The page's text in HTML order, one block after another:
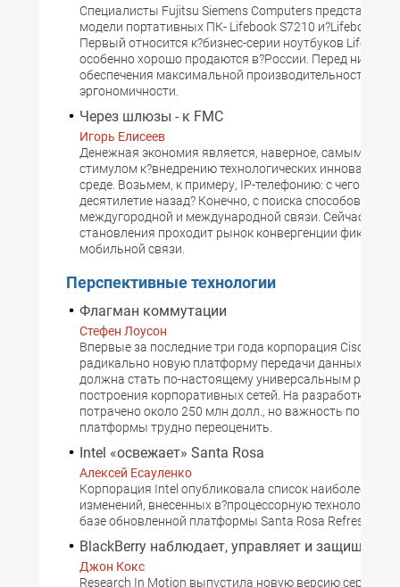
Специалисты Fujitsu Siemens Computers представили
модели портативных ПК- Lifebook S7210 и?Lifebook
Первый относится к?бизнес-серии ноутбуков Lifebook
особенно хорошо продаются в?России. Перед ними
обеспечения максимальной производительности
эргономичности.
Через шлюзы - к FMC
Игорь Елисеев
Денежная экономия является, наверное, самым
стимулом к?внедрению технологических инноваций
среде. Возьмем, к примеру, IP-телефонию: с чего она
десятилетие назад? Конечно, с поиска способов
междугородной и международной связи. Сейчас
становления проходит рынок конвергенции
мобильной связи.
Перспективные технологии
Флагман коммутации
Стефен Лоусон
Впервые за последние три года корпорация Cisco
радикально новую платформу передачи данных,
должна стать по-настоящему универсальным
построения корпоративных сетей. На разработку
потрачено около 250 млн долл., но важность
платформы трудно переоценить.
Intel «освежает» Santa Rosa
Алексей Есауленко
Корпорация Intel опубликовала список наиболее
изменений, внесенных в?процессорную технологию
базе обновленной платформы Santa Rosa Refresh.
BlackBerry наблюдает, управляет и защищает
Джон Кокс
Research In Motion выпустила новую версию сервера